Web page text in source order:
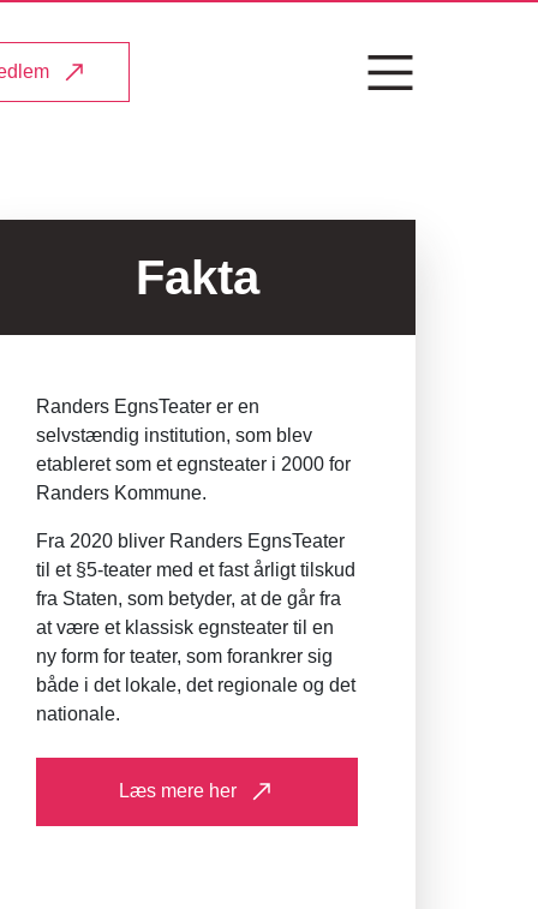
Fakta
Randers EgnsTeater er en
selvstændig institution, som blev
etableret som et egnsteater i 2000 for
Randers Kommune.
Fra 2020 bliver Randers EgnsTeater
til et §5-teater med et fast årligt tilskud
fra Staten, som betyder, at de går fra
at være et klassisk egnsteater til en
ny form for teater, som forankrer sig
både i det lokale, det regionale og det
nationale.
Læs mere her